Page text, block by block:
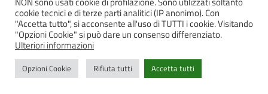
E-mail:info@asp.re.it
Accessibilità|Privacy policy| Informativa cookies
Statistiche
cookie tecnici e di terze parti analitici (IP anonimo). Con
"Accetta tutto", si acconsente all'uso di TUTTI i cookie. Visitando
"Opzioni Cookie" si può dare un consenso differenziato.
Ulteriori informazioni
Opzioni Cookie Rifiuta tutti Accetta tutti